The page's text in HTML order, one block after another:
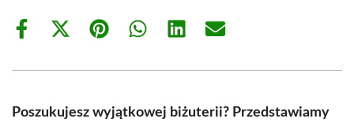
Share
Share
(Twitter)
Share Share Share Share
Poszukujesz wyjątkowej biżuterii? Przedstawiamy